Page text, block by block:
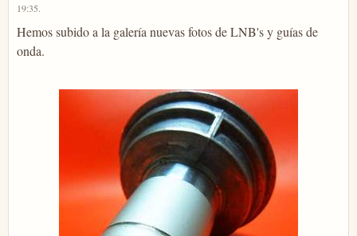
19:35.
Hemos subido a la galería nuevas fotos de LNB's y guías de
onda.